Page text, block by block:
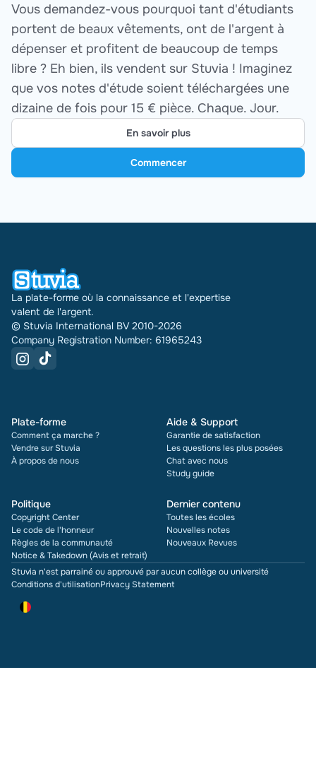
Vous demandez-vous pourquoi tant d'étudiants
portent de beaux vêtements, ont de l'argent à
dépenser et profitent de beaucoup de temps
libre ? Eh bien, ils vendent sur Stuvia ! Imaginez
que vos notes d'étude soient téléchargées une
dizaine de fois pour 15 € pièce. Chaque. Jour.
En savoir plus
Commencer
La plate-forme où la connaissance et l'expertise
valent de l'argent.
© Stuvia International BV 2010-2026
Company Registration Number: 61965243
Plate-forme
Comment ça marche ?
Vendre sur Stuvia
À propos de nous
Aide & Support
Garantie de satisfaction
Les questions les plus posées
Chat avec nous
Study guide
Politique
Copyright Center
Le code de l'honneur
Règles de la communauté
Notice & Takedown (Avis et retrait)
Dernier contenu
Toutes les écoles
Nouvelles notes
Nouveaux Revues
Stuvia n'est parrainé ou approuvé par aucun collège ou université
Conditions d'utilisationPrivacy Statement